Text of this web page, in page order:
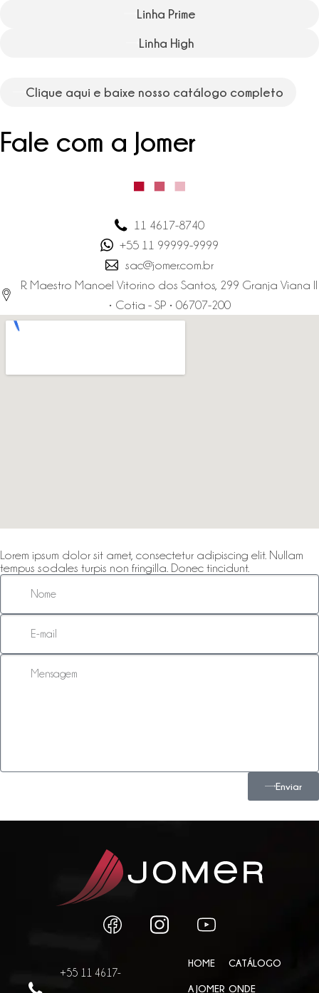
Linha Prime
Linha High
Clique aqui e baixe nosso catálogo completo
Fale com a Jomer
11 4617-8740
+55 11 99999-9999
sac@jomer.com.br
R. Maestro Manoel Vitorino dos Santos, 299 Granja Viana II
• Cotia - SP • 06707-200
Lorem ipsum dolor sit amet, consectetur adipiscing elit. Nullam
tempus sodales turpis non fringilla. Donec tincidunt.
Enviar
+55 11 4617-
HOME
A JOMER
CATÁLOGO
ONDE